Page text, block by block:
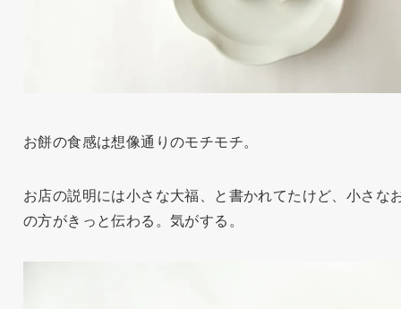
お餅の食感は想像通りのモチモチ。
お店の説明には小さな大福、と書かれてたけど、小さな
の方がきっと伝わる。気がする。